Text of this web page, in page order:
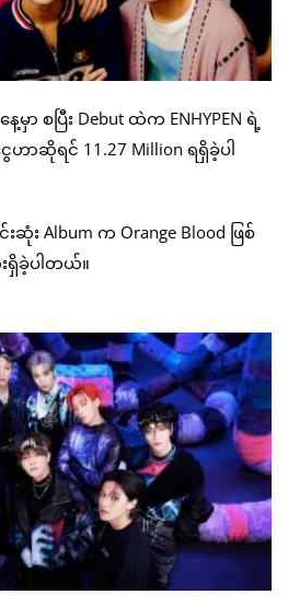
မှာ စပြီး Debut ထဲက ENHYPEN ရဲ့
ေဟာဆိုရင် 11.27 Million ရရှိခဲ့ပါ
း Album က Orange Blood ဖြစ်
းရှိခဲ့ပါတယ်။